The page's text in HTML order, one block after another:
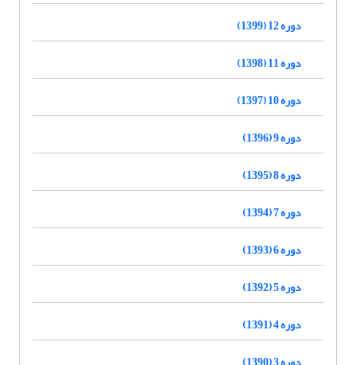
دوره 12 (1399)
دوره 11 (1398)
دوره 10 (1397)
دوره 9 (1396)
دوره 8 (1395)
دوره 7 (1394)
دوره 6 (1393)
دوره 5 (1392)
دوره 4 (1391)